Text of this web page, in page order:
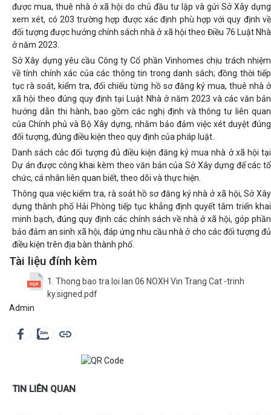
được mua, thuê nhà ở xã hội do chủ đầu tư lập và gửi Sở Xây dựng
xem xét, có 203 trường hợp được xác định phù hợp với quy định về
đối tượng được hưởng chính sách nhà ở xã hội theo Điều 76 Luật Nhà
ở năm 2023.
Sở Xây dựng yêu cầu Công ty Cổ phần Vinhomes chịu trách nhiệm
về tính chính xác của các thông tin trong danh sách; đồng thời tiếp
tục rà soát, kiểm tra, đối chiếu từng hồ sơ đăng ký mua, thuê nhà ở
xã hội theo đúng quy định tại Luật Nhà ở năm 2023 và các văn bản
hướng dẫn thi hành, bao gồm các nghị định và thông tư liên quan
của Chính phủ và Bộ Xây dựng, nhằm bảo đảm việc xét duyệt đúng
đối tượng, đúng điều kiện theo quy định của pháp luật.
Danh sách các đối tượng đủ điều kiện đăng ký mua nhà ở xã hội tại
Dự án được công khai kèm theo văn bản của Sở Xây dựng để các tổ
chức, cá nhân liên quan biết, theo dõi và thực hiện.
Thông qua việc kiểm tra, rà soát hồ sơ đăng ký nhà ở xã hội, Sở Xây
dựng thành phố Hải Phòng tiếp tục khẳng định quyết tâm triển khai
minh bạch, đúng quy định các chính sách về nhà ở xã hội, góp phần
bảo đảm an sinh xã hội, đáp ứng nhu cầu nhà ở cho các đối tượng đủ
điều kiện trên địa bàn thành phố.
Tài liệu đính kèm
1. Thong bao tra loi lan 06 NOXH Vin Trang Cat -trinh
ky.signed.pdf
Admin
TIN LIÊN QUAN